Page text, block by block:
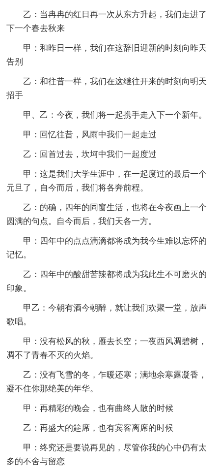
乙：当冉冉的红日再一次从东方升起，我们走进了
下一个春去秋来
甲：和昨日一样，我们在这辞旧迎新的时刻向昨天
告别
乙：和往昔一样，我们在这继往开来的时刻向明天
招手
甲、乙：今夜，我们将一起携手走入下一个新年。
甲：回忆往昔，风雨中我们一起走过
乙：回首过去，坎坷中我们一起度过
甲：这是我们大学生涯中，在一起度过的最后一个
元旦了，自今而后，我们将各奔前程。
乙：的确，四年的同窗生活，也将在今夜画上一个
圆满的句点。自今而后，我们天各一方。
甲：四年中的点点滴滴都将成为我今生难以忘怀的
记忆。
乙：四年中的酸甜苦辣都将成为我此生不可磨灭的
印象。
甲乙：今朝有酒今朝醉，就让我们欢聚一堂，放声
歌唱。
甲：没有松风的秋，雁去长空；一夜西风凋碧树，
凋不了青春不灭的火焰。
乙：没有飞雪的冬，乍暖还寒；满地余寒露凝香，
凝不住你那绝美的年华。
甲：再精彩的晚会，也有曲终人散的时候
乙：再盛大的筵席，也有宾客离席的时候
甲：终究还是要说再见的，尽管你我的心中仍有太
多的不舍与留恋